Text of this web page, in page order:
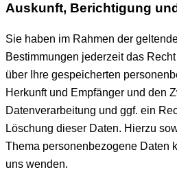
Auskunft, Berichtigung
Sie haben im Rahmen der
Bestimmungen jederzeit das
über Ihre gespeicherten
Herkunft und Empfänger und den
Datenverarbeitung und ggf. ein
Löschung dieser Daten. Hierzu
Thema personenbezogene Daten
uns wenden.